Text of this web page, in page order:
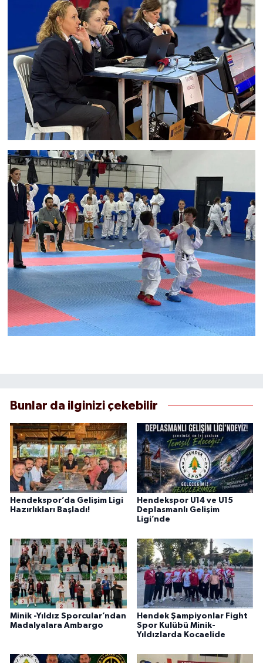
Bunlar da ilginizi çekebilir
Hendekspor’da Gelişim Ligi
Hazırlıkları Başladı!
Hendekspor U14 ve U15
Deplasmanlı Gelişim
Ligi’nde
Minik -Yıldız Sporcular’ndan
Madalyalara Ambargo
Hendek Şampiyonlar Fight
Spor Kulübü Minik-
Yıldızlarda Kocaelide